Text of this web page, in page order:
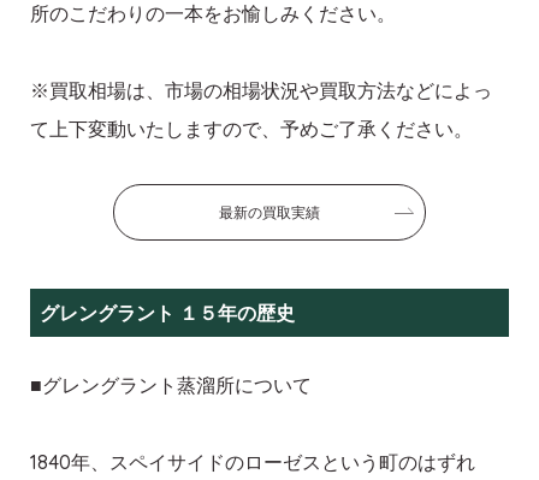
所のこだわりの一本をお愉しみください。
※買取相場は、市場の相場状況や買取方法などによっ
て上下変動いたしますので、予めご了承ください。
最新の買取実績
グレングラント １５年の歴史
■グレングラント蒸溜所について
1840年、スペイサイドのローゼスという町のはずれ